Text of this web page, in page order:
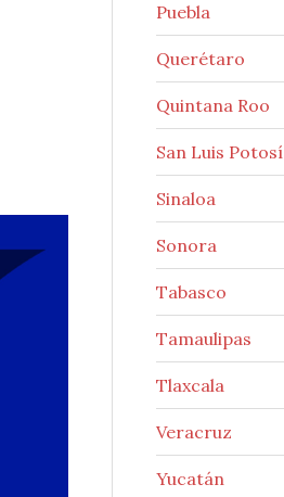
Puebla
Querétaro
Quintana Roo
San Luis Potosí
Sinaloa
Sonora
Tabasco
Tamaulipas
Tlaxcala
Veracruz
Yucatán